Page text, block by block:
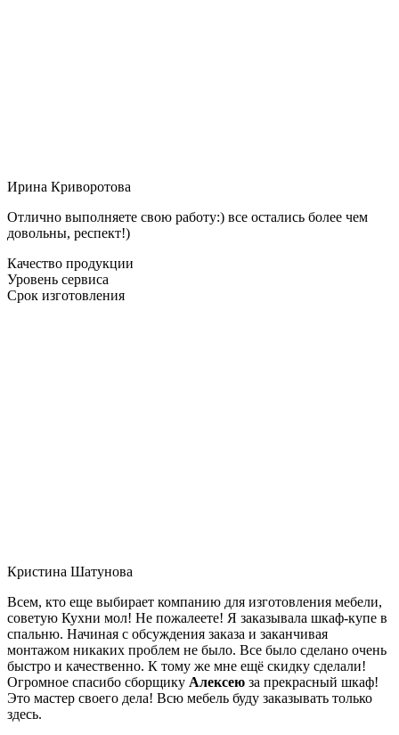
Ирина Криворотова
Отлично выполняете свою работу:) все остались более чем
довольны, респект!)
Качество продукции
Уровень сервиса
Срок изготовления
Кристина Шатунова
Всем, кто еще выбирает компанию для изготовления мебели,
советую Кухни мол! Не пожалеете! Я заказывала шкаф-купе в
спальню. Начиная с обсуждения заказа и заканчивая
монтажом никаких проблем не было. Все было сделано очень
быстро и качественно. К тому же мне ещё скидку сделали!
Огромное спасибо сборщику Алексею за прекрасный шкаф!
Это мастер своего дела! Всю мебель буду заказывать только
здесь.